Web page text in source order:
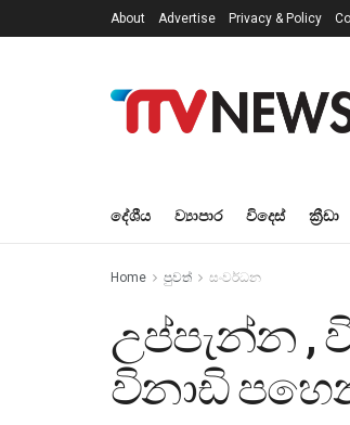
About Advertise Privacy & Policy
දේශීය ව්‍යාපාර විදෙස් ක්‍රීඩා
Home පුවත් සංවර්ධන
උප්පැන්න ,
විනාඩි